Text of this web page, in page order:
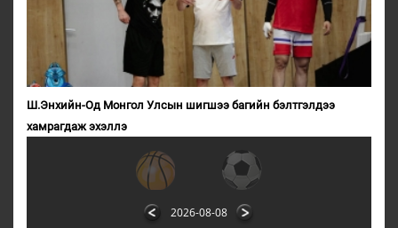
Ш.Энхийн-Од Монгол Улсын шигшээ багийн бэлтгэлдээ
хамрагдаж эхэллэ
2026-08-08